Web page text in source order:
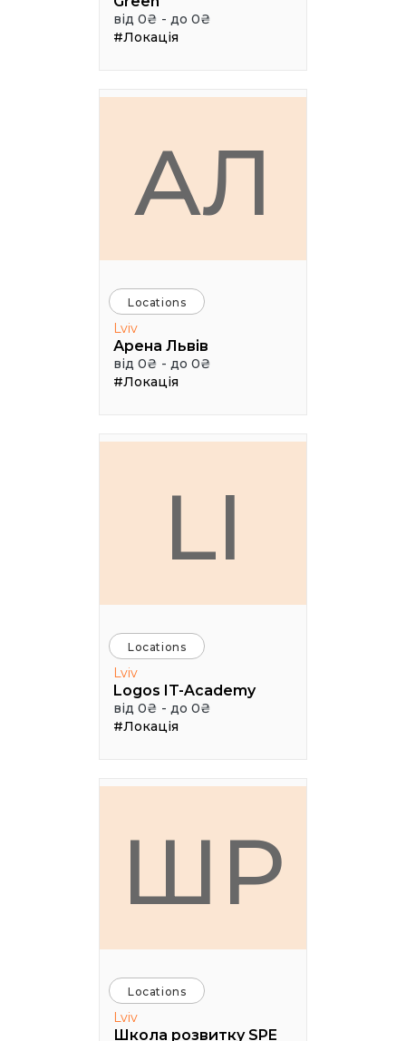
від 0₴ - до 0₴
#Локація
АЛ
Locations
Lviv
Арена Львів
від 0₴ - до 0₴
#Локація
LI
Locations
Lviv
Logos IT-Academy
від 0₴ - до 0₴
#Локація
ШР
Locations
Lviv
Школа розвитку SPE